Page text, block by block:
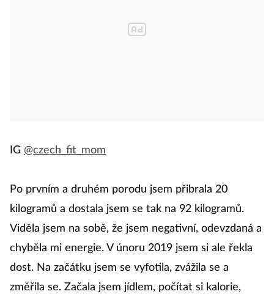
IG @czech_fit_mom
Po prvním a druhém porodu jsem přibrala 20
kilogramů a dostala jsem se tak na 92 kilogramů.
Viděla jsem na sobě, že jsem negativní, odevzdaná a
chyběla mi energie. V únoru 2019 jsem si ale řekla
dost. Na začátku jsem se vyfotila, zvážila se a
změřila se. Začala jsem jídlem, počítat si kalorie,